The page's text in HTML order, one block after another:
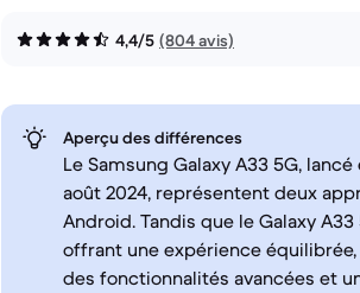
4,4/5 (804 avis)
Aperçu des différences
Le Samsung Galaxy A33 5G,
août 2024, représentent deux
Android. Tandis que le Galaxy
offrant une expérience
des fonctionnalités avancées et